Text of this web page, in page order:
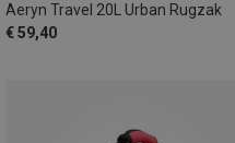
Aeryn Travel 20L Urban Rugzak
€ 59,40